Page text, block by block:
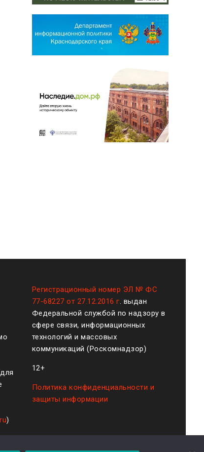
)
Регистрационный номер ЭЛ № ФС
77-68227 от 27.12.2016 г. выдан
Федеральной службой по надзору в
сфере связи, информационных
технологий и массовых
коммуникаций (Роскомнадзор)
12+
Политика конфиденциальности и
защиты информации